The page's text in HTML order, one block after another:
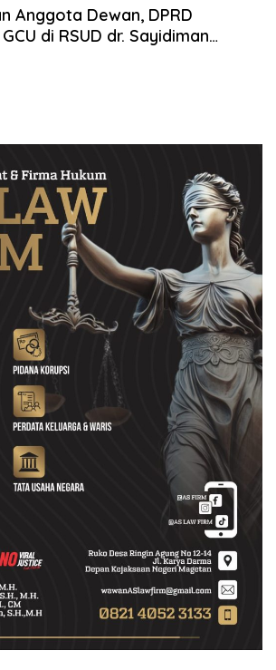
Anggota Dewan, DPRD
di RSUD dr. Sayidiman